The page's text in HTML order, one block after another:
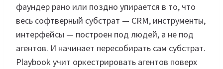
фаундер рано или поздно упирается в то, что
весь софтверный субстрат — CRM, инструменты,
интерфейсы — построен под людей, а не под
агентов. И начинает пересобирать сам субстрат.
Playbook учит оркестрировать агентов поверх